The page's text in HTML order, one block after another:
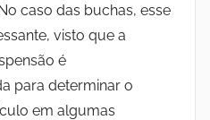
caso das buchas, esse
visto que a
é
para determinar o
em algumas